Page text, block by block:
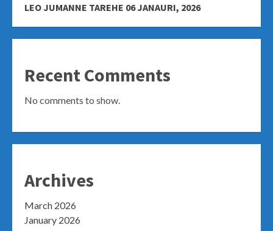
LEO JUMANNE TAREHE 06 JANAURI, 2026
Recent Comments
No comments to show.
Archives
March 2026
January 2026